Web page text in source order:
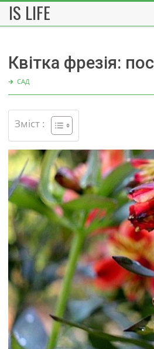
SkipIS LIFE
Квітка фрезія:
🡲 САД
Зміст :